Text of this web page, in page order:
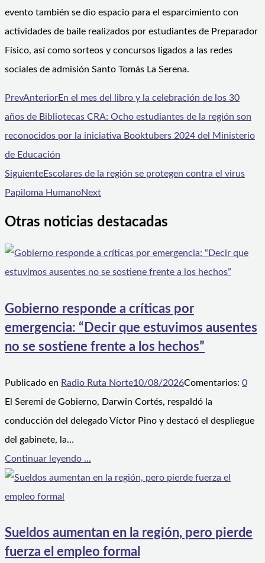
evento también se dio espacio para el esparcimiento con
actividades de baile realizados por estudiantes de Preparador
Físico, así como sorteos y concursos ligados a las redes
sociales de admisión Santo Tomás La Serena.
PrevAnteriorEn el mes del libro y la celebración de los 30
años de Bibliotecas CRA: Ocho estudiantes de la región son
reconocidos por la iniciativa Booktubers 2024 del Ministerio
de Educación
SiguienteEscolares de la región se protegen contra el virus
Papiloma HumanoNext
Otras noticias destacadas
Gobierno responde a críticas por
emergencia: “Decir que estuvimos ausentes
no se sostiene frente a los hechos”
Publicado en Radio Ruta Norte10/08/2026Comentarios: 0
El Seremi de Gobierno, Darwin Cortés, respaldó la
conducción del delegado Víctor Pino y destacó el despliegue
del gabinete, la…
Continuar leyendo ...
Sueldos aumentan en la región, pero pierde
fuerza el empleo formal